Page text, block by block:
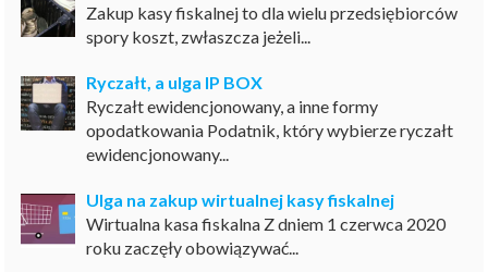
Zakup kasy fiskalnej to dla wielu przedsiębiorców
spory koszt, zwłaszcza jeżeli...
Ryczałt, a ulga IP BOX
Ryczałt ewidencjonowany, a inne formy
opodatkowania Podatnik, który wybierze ryczałt
ewidencjonowany...
Ulga na zakup wirtualnej kasy fiskalnej
Wirtualna kasa fiskalna Z dniem 1 czerwca 2020
roku zaczęły obowiązywać...